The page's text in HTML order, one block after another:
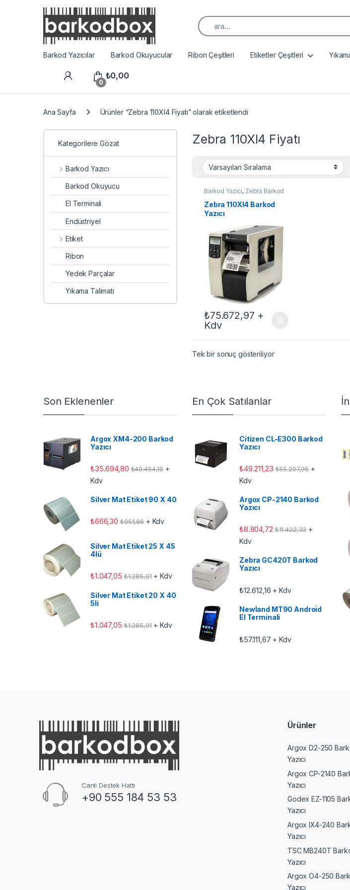
Aramak:
Barkod Yazıcılar Barkod Okuyucular Ribon Çeşitleri Etiketler Çeşitleri
0
₺0,00
Ana Sayfa Ürünler “Zebra 110XI4 Fiyatı” olarak etiketlendi
Zebra 110XI4 Fiyatı
Barkod Yazıcı, Zebra Barkod
Zebra 110XI4 Barkod
Yazıcı
₺75.672,97 +
Kdv
Tek bir sonuç gösteriliyor
Kategorilere Gözat
Barkod Yazıcı
Barkod Okuyucu
El Terminali
Endüstriyel
Etiket
Ribon
Yedek Parçalar
Yıkama Talimatı
Son Eklenenler
Argox XM4-200 Barkod
Yazıcı
₺35.694,80 ₺40.454,10 +
Kdv
Silver Mat Etiket 90 X 40
₺666,30 ₺951,86+ Kdv
Silver Mat Etiket 25 X 45
4lü
₺1.047,05 ₺1.285,01+ Kdv
Silver Mat Etiket 20 X 40
5li
₺1.047,05 ₺1.285,01+ Kdv
En Çok Satılanlar
Citizen CL-E300 Barkod
Yazıcı
₺49.211,23 ₺55.207,95 +
Kdv
Argox CP-2140 Barkod
Yazıcı
₺8.804,72 ₺11.422,33+
Kdv
Zebra GC420T Barkod
Yazıcı
₺12.612,16 + Kdv
Newland MT90 Android
El Terminali
₺57.111,67 + Kdv
Canlı Destek Hattı
+90 555 184 53 53
Ürünler
Argox D2-250
Yazıcı
Argox CP-2140
Yazıcı
Godex EZ-1105
Yazıcı
Argox IX4-240
Yazıcı
TSC MB240T
Yazıcı
Argox O4-250
Yazıcı